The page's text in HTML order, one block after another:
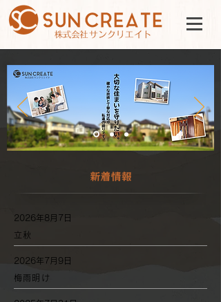
2026年8月7日
立秋
2026年7月9日
梅雨明け